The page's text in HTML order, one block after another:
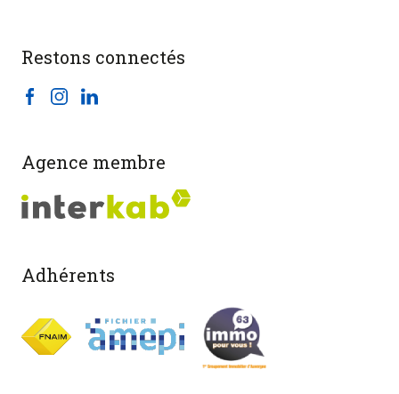
Restons connectés
Agence membre
Adhérents